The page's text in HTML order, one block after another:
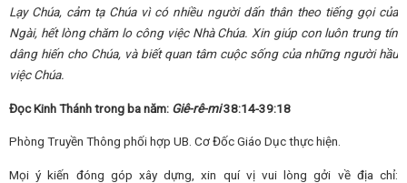
Lạy Chúa, cảm tạ Chúa vì có nhiều người dấn thân theo tiếng gọi của
Ngài, hết lòng chăm lo công việc Nhà Chúa. Xin giúp con luôn trung tín
dâng hiến cho Chúa, và biết quan tâm cuộc sống của những người hầu
việc Chúa.
Đọc Kinh Thánh trong ba năm: Giê-rê-mi38:14-39:18
Phòng Truyền Thông phối hợp UB. Cơ Đốc Giáo Dục thực hiện.
Mọi ý kiến đóng góp xây dựng, xin quí vị vui lòng gởi về địa chỉ: